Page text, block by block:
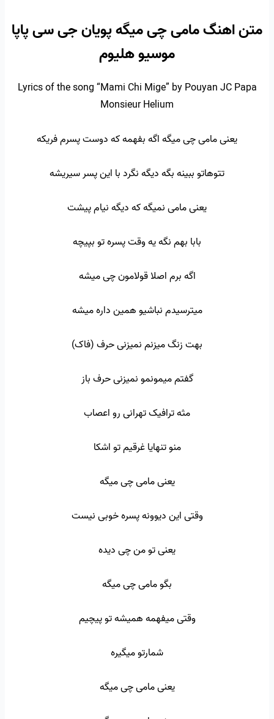
متن اهنگ مامی چی میگه پویان جی سی پاپا
موسیو هلیوم
Lyrics of the song “Mami Chi Mige” by Pouyan JC Papa
Monsieur Helium
یعنی مامی چی میگه اگه بفهمه که دوست پسرم فریکه
تتوهاتو ببینه بگه دیگه نگرد با این پسر سیریشه
یعنی مامی نمیگه که دیگه نیام پیشت
بابا بهم نگه یه وقت پسره تو بپیچه
اگه برم اصلا قولامون چی میشه
میترسیدم نباشیو همین داره میشه
بهت زنگ میزنم نمیزنی حرف (فاک)
گفتم میمونمو نمیزنی حرف باز
مثه ترافیک تهرانی رو اعصاب
منو تنهایا غرقیم تو اشکا
یعنی مامی چی میگه
وقتی این دیوونه پسره خوبی نیست
یعنی تو من چی دیده
بگو مامی چی میگه
وقتی میفهمه همیشه تو پیچیم
شمارتو میگیره
یعنی مامی چی میگه